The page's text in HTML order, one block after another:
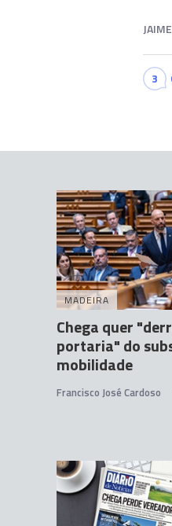
3
MADEIRA
Chega quer
portaria" do
mobilidade
Francisco José Cardoso